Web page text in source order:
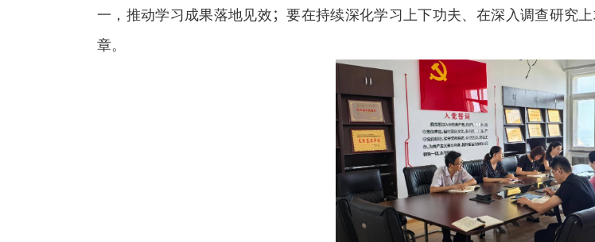
一，推动学习成果落地见效 ；要在持续深化学习上下功夫、在深入调查研究
章。